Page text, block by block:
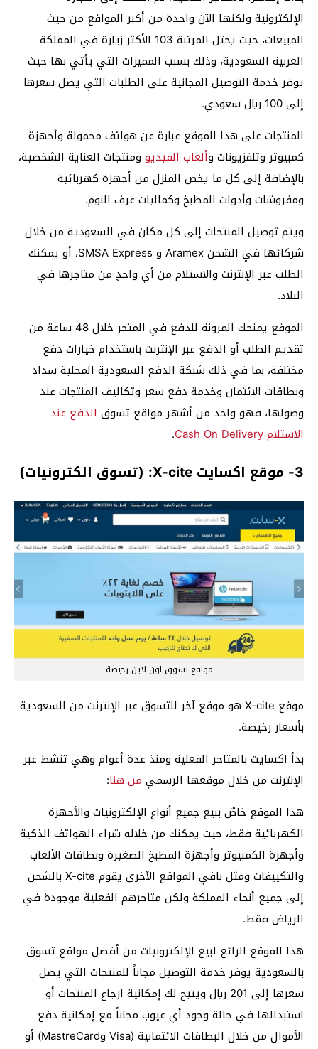
الإلكترونية ولكنها الآن واحدة من أكبر المواقع من حيث
المبيعات، حيث يحتل المرتبة 103 الأكثر زيارة في المملكة
العربية السعودية، وذلك بسبب المميزات التي يأتي بها حيث
يوفر خدمة التوصيل المجانية على الطلبات التي يصل سعرها
إلى 100 ريال سعودي.
المنتجات على هذا الموقع عبارة عن هواتف محمولة وأجهزة
كمبيوتر وتلفزيونات وألعاب الفيديو ومنتجات العناية الشخصية،
بالإضافة إلى كل ما يخص المنزل من أجهزة كهربائية
ومفروشات وأدوات المطبخ وكماليات غرف النوم.
ويتم توصيل المنتجات إلى كل مكان في السعودية من خلال
شركائها في الشحن Aramex و SMSA Express، أو يمكنك
الطلب عبر الإنترنت والاستلام من أي واحدٍ من متاجرها في
البلاد.
الموقع يمنحك المرونة للدفع في المتجر خلال 48 ساعة من
تقديم الطلب أو الدفع عبر الإنترنت باستخدام خيارات دفع
مختلفة، بما في ذلك شبكة الدفع السعودية المحلية سداد
وبطاقات الائتمان وخدمة دفع سعر وتكاليف المنتجات عند
وصولها، فهو واحد من أشهر مواقع تسوق الدفع عند
الاستلام Cash On Delivery
.
3- موقع اكسايت X-cite: (تسوق الكترونيات)
مواقع تسوق اون لاين رخيصة
موقع X-cite هو موقع آخر للتسوق عبر الإنترنت من السعودية
بأسعار رخيصة.
بدأ اكسايت بالمتاجر الفعلية ومنذ عدة أعوام وهي تنشط عبر
الإنترنت من خلال موقعها الرسمي من هنا:
هذا الموقع خاصٌ ببيع جميع أنواع الإلكترونيات والأجهزة
الكهربائية فقط، حيث يمكنك من خلاله شراء الهواتف الذكية
وأجهزة الكمبيوتر وأجهزة المطبخ الصغيرة وبطاقات الألعاب
والتكييفات ومثل باقي المواقع الآخرى يقوم X-cite بالشحن
إلى جميع أنحاء المملكة ولكن متاجرهم الفعلية موجودة في
الرياض فقط.
هذا الموقع الرائع لبيع الإلكترونيات من أفضل مواقع تسوق
بالسعودية يوفر خدمة التوصيل مجاناً للمنتجات التي يصل
سعرها إلى 201 ريال ويتيح لك إمكانية ارجاع المنتجات أو
استبدالها في حالة وجود أي عيوب مجاناً مع إمكانية دفع
الأموال من خلال البطاقات الائتمانية (Visa وMastreCard) أو